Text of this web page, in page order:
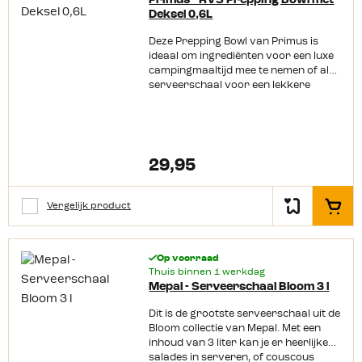
Deksel 0,6L
Deze Prepping Bowl van Primus is
ideaal om ingrediënten voor een luxe
campingmaaltijd mee te nemen of als
serveerschaal voor een lekkere
maaltijd in deze stevige en lichte kom
serveren. In afgelegen gebieden kun je
restjes van het ontbijt bewaren voor
een snack tijdens het wandelen. Waar
je ook heengaat, deze kom zal je in
0,6L is gemaakt van hoogwaardig
voedselveilig 18/8 roestvrij staal, wat
ervoor zorgt dat de smaken in je eten
geabsorbeerd worden. Hij is
overigens ook eenvoudig schoon te
maken en stapelbaar om deze weer
29,95
Vergelijk product In het
Op voorraad
Thuis binnen 1 werkdag
Mepal - Serveerschaal Bloom 3 l
Dit is de grootste serveerschaal uit de
Bloom collectie van Mepal. Met een
inhoud van 3 liter kan je er heerlijke
salades in serveren, of couscous